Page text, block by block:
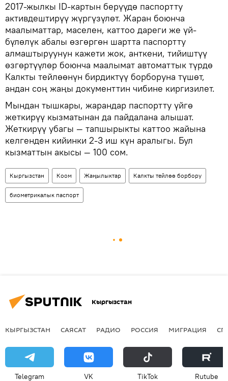
2017-жылкы ID-картын берүүдө паспортту
активдештирүү жүргүзүлөт. Жаран боюнча
маалыматтар, маселен, каттоо дареги же үй-
бүлөлүк абалы өзгөргөн шартта паспортту
алмаштыруунун кажети жок, анткени, тийиштүү
өзгөртүүлөр боюнча маалымат автоматтык түрдө
Калкты тейлөөнүн бирдиктүү борборуна түшөт,
андан соң жаңы документтин чибине киргизилет.
Мындан тышкары, жарандар паспортту үйгө
жеткирүү кызматынан да пайдалана алышат.
Жеткирүү убагы — тапшырыкты каттоо жайына
келгенден кийинки 2-3 иш күн аралыгы. Бул
кызматтын акысы — 100 сом.
Кыргызстан Коом Жаңылыктар Калкты тейлөө борбору
биометрикалык паспорт
Кыргызстан
КЫРГЫЗСТАН САЯСАТ РАДИО РОССИЯ МИГРАЦИЯ
Telegram VK ТikТоk Rutube